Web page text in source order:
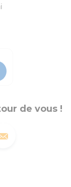
de vous !